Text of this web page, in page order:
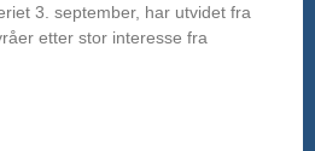
3. september, har utvidet fra
etter stor interesse fra